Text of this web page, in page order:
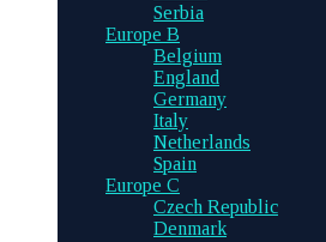
Serbia
Europe B
Belgium
England
Germany
Italy
Netherlands
Spain
Europe C
Czech Republic
Denmark